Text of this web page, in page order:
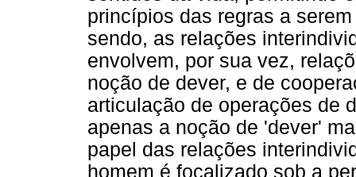
princípios das regras a
sendo, as relações
envolvem, por sua vez,
noção de dever, e de
articulação de operações de
apenas a noção de 'dever'
papel das relações
homem é focalizado sob a